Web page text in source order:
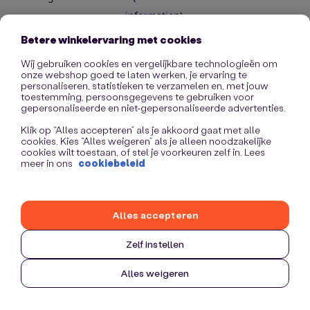
information).
Betere winkelervaring met cookies
Wij gebruiken cookies en vergelijkbare technologieën om
onze webshop goed te laten werken, je ervaring te
personaliseren, statistieken te verzamelen en, met jouw
toestemming, persoonsgegevens te gebruiken voor
gepersonaliseerde en niet-gepersonaliseerde advertenties.
Klik op “Alles accepteren” als je akkoord gaat met alle
cookies. Kies “Alles weigeren” als je alleen noodzakelijke
cookies wilt toestaan, of stel je voorkeuren zelf in. Lees
meer in ons cookiebeleid
Zelf instellen
Alles weigeren
Alles accepteren